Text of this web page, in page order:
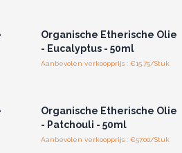
Organische Etherische Olie
- Eucalyptus - 50ml
Aanbevolen verkoopprijs : €15.75/Stuk
Organische Etherische Olie
- Patchouli - 50ml
Aanbevolen verkoopprijs : €57.00/Stuk